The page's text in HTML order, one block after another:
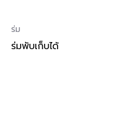
ร่ม
ร่มพับเก็บได้